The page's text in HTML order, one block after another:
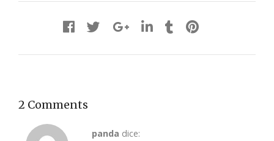
2 Comments
panda dice: